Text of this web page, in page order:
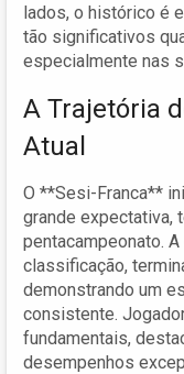
lados, o histórico é
tão significativos
especialmente nas
A Trajetória
Atual
O **Sesi-Franca**
grande expectativa,
pentacampeonato.
classificação,
demonstrando um
consistente.
fundamentais,
desempenhos